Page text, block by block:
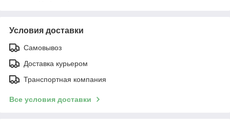
Условия доставки
Самовывоз
Доставка курьером
Транспортная компания
Все условия доставки